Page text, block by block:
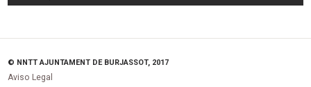
© NNTT AJUNTAMENT DE BURJASSOT, 2017
Aviso Legal